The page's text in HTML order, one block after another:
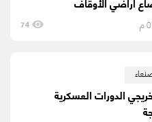
74
الدورات العسكرية